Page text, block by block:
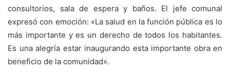
consultorios, sala de espera y baños. El jefe comunal
expresó con emoción: «La salud en la función pública es lo
más importante y es un derecho de todos los habitantes.
Es una alegría estar inaugurando esta importante obra en
beneficio de la comunidad».